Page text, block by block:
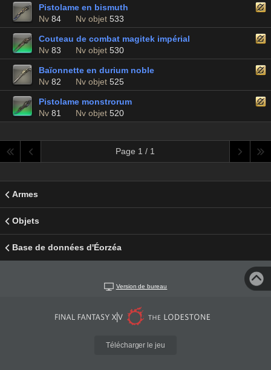
Pistolame en bismuth
Nv 84 Nv objet 533
Couteau de combat magitek impérial
Nv 83 Nv objet 530
Baïonnette en durium noble
Nv 82 Nv objet 525
Pistolame monstrorum
Nv 81 Nv objet 520
Page 1 / 1
Armes
Objets
Base de données d'Éorzéa
Version de bureau
Télécharger le jeu